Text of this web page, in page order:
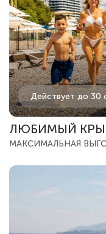
Действует до 30
ЛЮБИМЫЙ
МАКСИМАЛЬНАЯ